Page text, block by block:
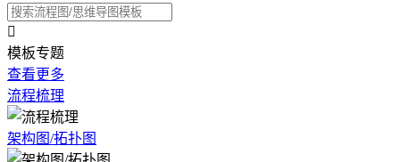

模板专题
查看更多
流程梳理
架构图/拓扑图